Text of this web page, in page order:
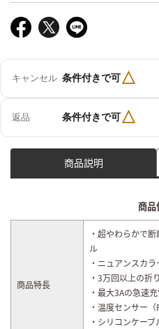
キャンセル 条件付きで可△
返品 条件付きで可△
商品説明
商品
商品特長
・超やわらかで
ル
・ニュアンスカ
・3万回以上の折
・最大3Aの急速
・温度センサー
・シリコンケー